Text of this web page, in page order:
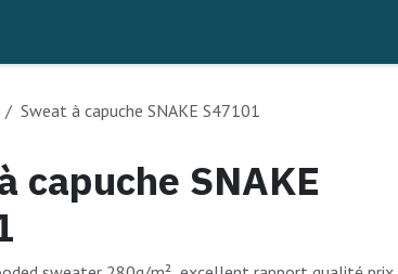
Sweat à capuche SNAKE S47101
capuche SNAKE